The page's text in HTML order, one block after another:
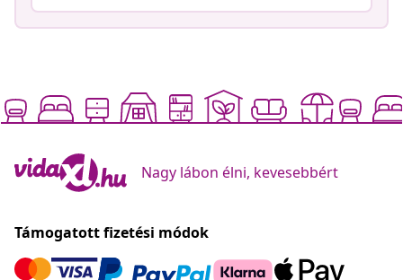
Nagy lábon élni, kevesebbért
Támogatott fizetési módok